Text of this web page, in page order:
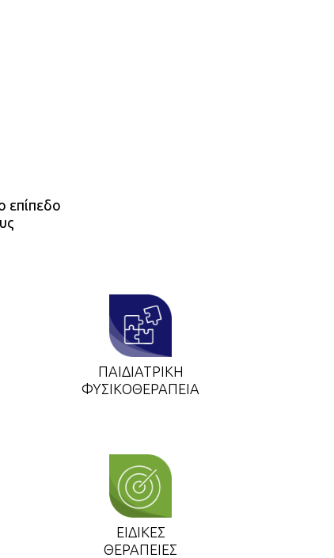
επίπεδο
ΠΑΙΔΙΑΤΡΙΚΉ
ΦΥΣΙΚΟΘΕΡΑΠΕΊΑ
ΕΙΔΙΚΕΣ
ΘΕΡΑΠΕΙΕΣ